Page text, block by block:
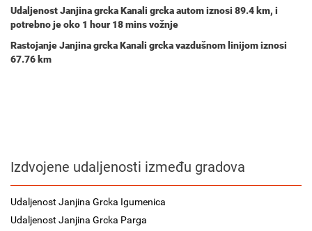
Udaljenost Janjina grcka Kanali grcka autom iznosi 89.4 km, i
potrebno je oko 1 hour 18 minsvožnje
Rastojanje Janjina grcka Kanali grcka vazdušnom linijom iznosi
67.76 km
Izdvojene udaljenosti između gradova
Udaljenost Janjina Grcka Igumenica
Udaljenost Janjina Grcka Parga